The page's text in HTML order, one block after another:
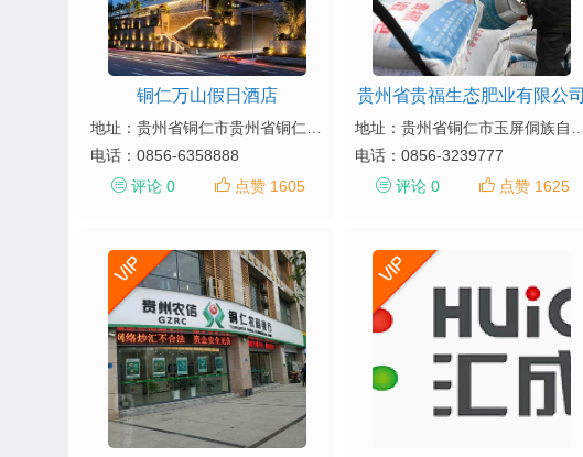
铜仁万山假日酒店
电话： 0856-6358888
评论 0
点赞 1605
贵州省贵福生态肥业有限公司
电话： 0856-3239777
评论 0
点赞 1625